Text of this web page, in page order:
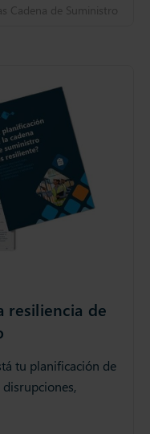
Cadena de Suministro
resiliencia de
tu planificación de